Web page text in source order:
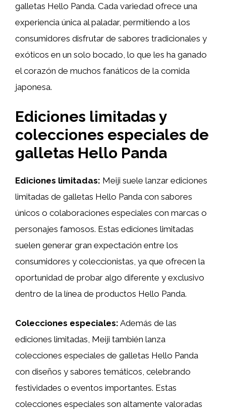
galletas Hello Panda. Cada variedad ofrece una
experiencia única al paladar, permitiendo a los
consumidores disfrutar de sabores tradicionales y
exóticos en un solo bocado, lo que les ha ganado
el corazón de muchos fanáticos de la comida
japonesa.
Ediciones limitadas y
colecciones especiales de
galletas Hello Panda
Ediciones limitadas: Meiji suele lanzar ediciones
limitadas de galletas Hello Panda con sabores
únicos o colaboraciones especiales con marcas o
personajes famosos. Estas ediciones limitadas
suelen generar gran expectación entre los
consumidores y coleccionistas, ya que ofrecen la
oportunidad de probar algo diferente y exclusivo
dentro de la línea de productos Hello Panda.
Colecciones especiales: Además de las
ediciones limitadas, Meiji también lanza
colecciones especiales de galletas Hello Panda
con diseños y sabores temáticos, celebrando
festividades o eventos importantes. Estas
colecciones especiales son altamente valoradas